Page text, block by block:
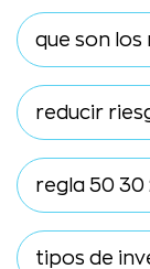
que son
reducir
regla 50 30
tipos de